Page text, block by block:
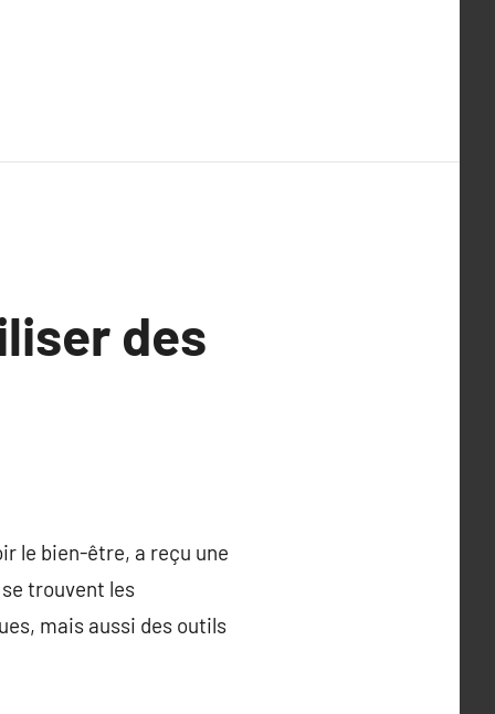
des
le bien-être, a reçu une
trouvent les
mais aussi des outils